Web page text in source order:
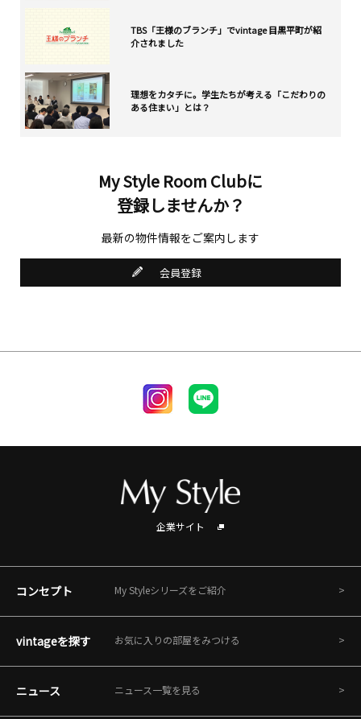
TBS「王様のブランチ」でvintage 目黒平町が紹
介されました
理想をカタチに。学生たちが考える「こだわりの
ある住まい」とは？
My Style Room Clubに
登録しませんか？
最新の物件情報をご案内します
会員登録
企業サイト
コンセプト My Styleシリーズをご紹介
vintageを探す お気に入りの部屋をみつける
ニュース ニュース一覧を見る